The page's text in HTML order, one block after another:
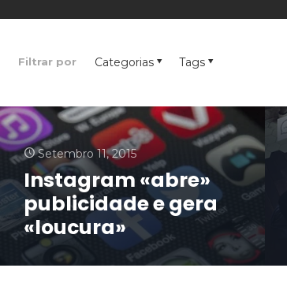
Filtrar por Categorias Tags
Setembro 11, 2015
Instagram «abre»
publicidade e gera
«loucura»